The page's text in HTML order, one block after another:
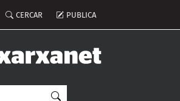
Menú del compte d'usuari
CERCAR PUBLICA